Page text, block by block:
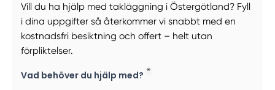
Vill du ha hjälp med takläggning i Östergötland? Fyll
i dina uppgifter så återkommer vi snabbt med en
kostnadsfri besiktning och offert – helt utan
förpliktelser.
Vad behöver du hjälp med?